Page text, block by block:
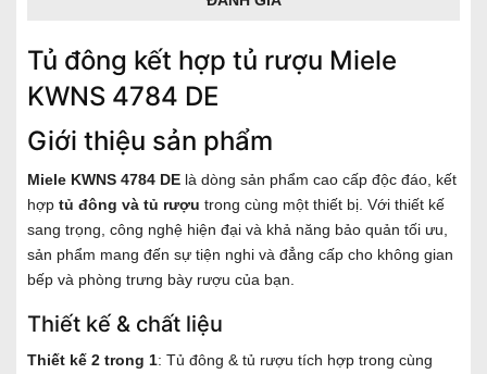
Tủ đông kết hợp tủ rượu Miele
KWNS 4784 DE
Giới thiệu sản phẩm
Miele KWNS 4784 DE là dòng sản phẩm cao cấp độc đáo, kết
hợp tủ đông và tủ rượu trong cùng một thiết bị. Với thiết kế
sang trọng, công nghệ hiện đại và khả năng bảo quản tối ưu,
sản phẩm mang đến sự tiện nghi và đẳng cấp cho không gian
bếp và phòng trưng bày rượu của bạn.
Thiết kế & chất liệu
Thiết kế 2 trong 1: Tủ đông & tủ rượu tích hợp trong cùng